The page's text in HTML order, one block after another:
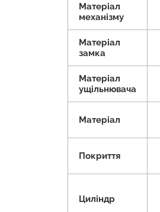
Матеріал
механізму
Матеріал
замка
Матеріал
ущільнювача
Матеріал
Покриття
Циліндр